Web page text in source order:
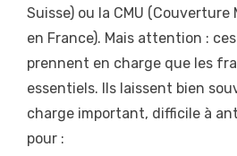
Suisse) ou la CMU (Couverture
en France). Mais attention :
prennent en charge que les
essentiels. Ils laissent bien
charge important, difficile à
pour :